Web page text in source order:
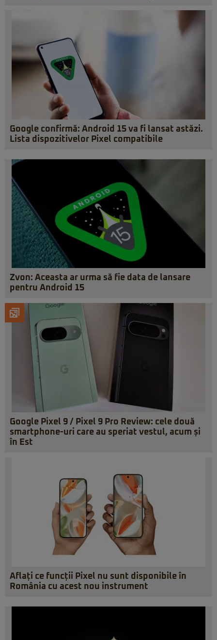
Google confirmă: Android 15 va fi lansat astăzi.
Lista dispozitivelor Pixel compatibile
Zvon: Aceasta ar urma să fie data de lansare
pentru Android 15
Google Pixel 9 / Pixel 9 Pro Review: cele două
smartphone-uri care au speriat vestul, acum și
în Est
Aflați ce funcții Pixel nu sunt disponibile în
România cu acest nou instrument